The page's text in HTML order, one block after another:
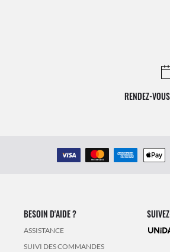
RENDEZ-
BESOIN D'AIDE ?
ASSISTANCE
SUIVI DES COMMANDES